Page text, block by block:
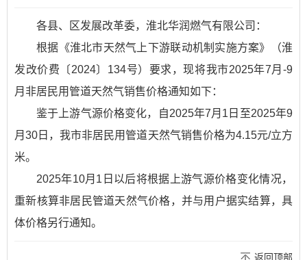
各县、区发展改革委，淮北华润燃气有限公司：
根据《淮北市天然气上下游联动机制实施方案》（淮
发改价费〔2024〕134号）要求，现将我市2025年7月-9
月非居民用管道天然气销售价格通知如下：
鉴于上游气源价格变化，自2025年7月1日至2025年9
月30日，我市非居民用管道天然气销售价格为4.15元/立方
米。
2025年10月1日以后将根据上游气源价格变化情况，
重新核算非居民管道天然气价格，并与用户据实结算，具
体价格另行通知。
返回顶部